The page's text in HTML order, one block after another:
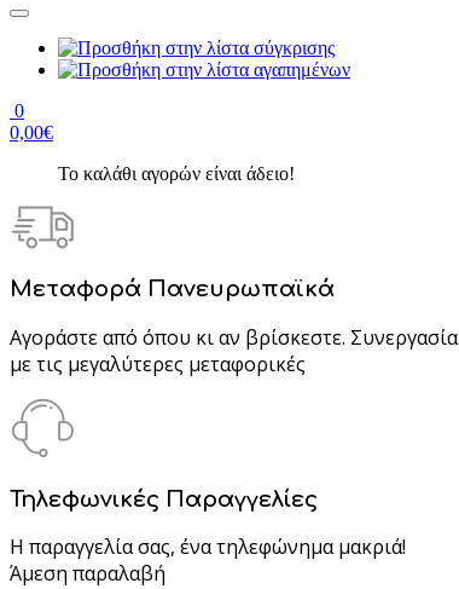
0
0,00€
Το καλάθι αγορών είναι άδειο!
Μεταφορά Πανευρωπαϊκά
Αγοράστε από όπου κι αν βρίσκεστε. Συνεργασία
με τις μεγαλύτερες μεταφορικές
Τηλεφωνικές Παραγγελίες
Η παραγγελία σας, ένα τηλεφώνημα μακριά!
Άμεση παραλαβή